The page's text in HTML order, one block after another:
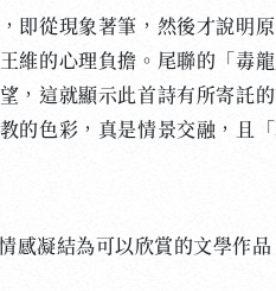
從現象著筆，然後才說明
維的心理負擔。尾聯的「毒
，這就顯示此首詩有所寄託
的色彩，真是情景交融，且
凝結為可以欣賞的文學作品